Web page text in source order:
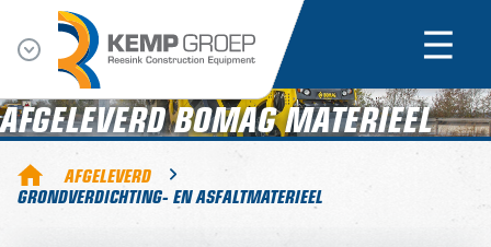
AFGELEVERD BOMAG MATERIEEL
AFGELEVERD
GRONDVERDICHTING- EN ASFALTMATERIEEL